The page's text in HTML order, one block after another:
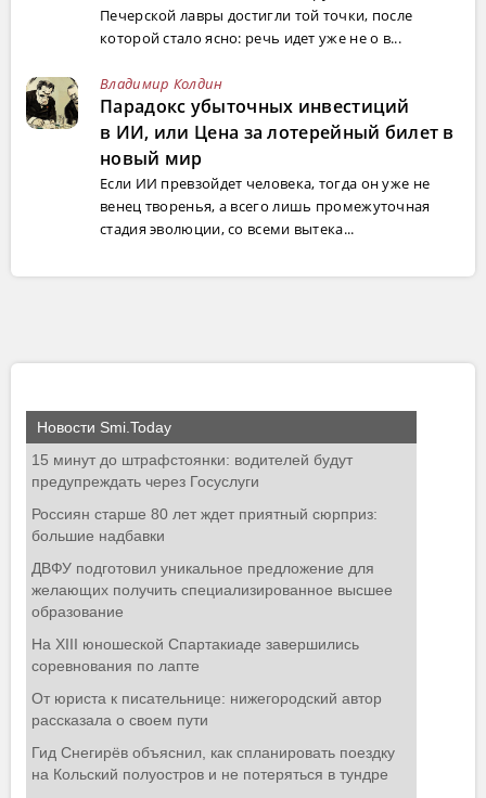
Печерской лавры достигли той точки, после
которой стало ясно: речь идет уже не о в...
Владимир Колдин
Парадокс убыточных инвестиций
в ИИ, или Цена за лотерейный билет в
новый мир
Если ИИ превзойдет человека, тогда он уже не
венец творенья, а всего лишь промежуточная
стадия эволюции, со всеми вытека...